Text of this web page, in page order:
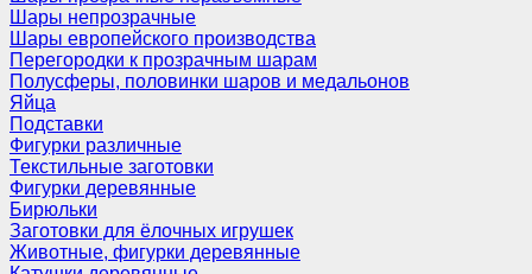
Шары непрозрачные
Шары европейского производства
Перегородки к прозрачным шарам
Полусферы, половинки шаров и медальонов
Яйца
Подставки
Фигурки различные
Текстильные заготовки
Фигурки деревянные
Бирюльки
Заготовки для ёлочных игрушек
Животные, фигурки деревянные